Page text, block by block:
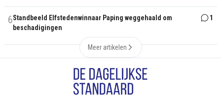
6Standbeeld Elfstedenwinnaar Paping weggehaald om
beschadigingen
1
Meer artikelen